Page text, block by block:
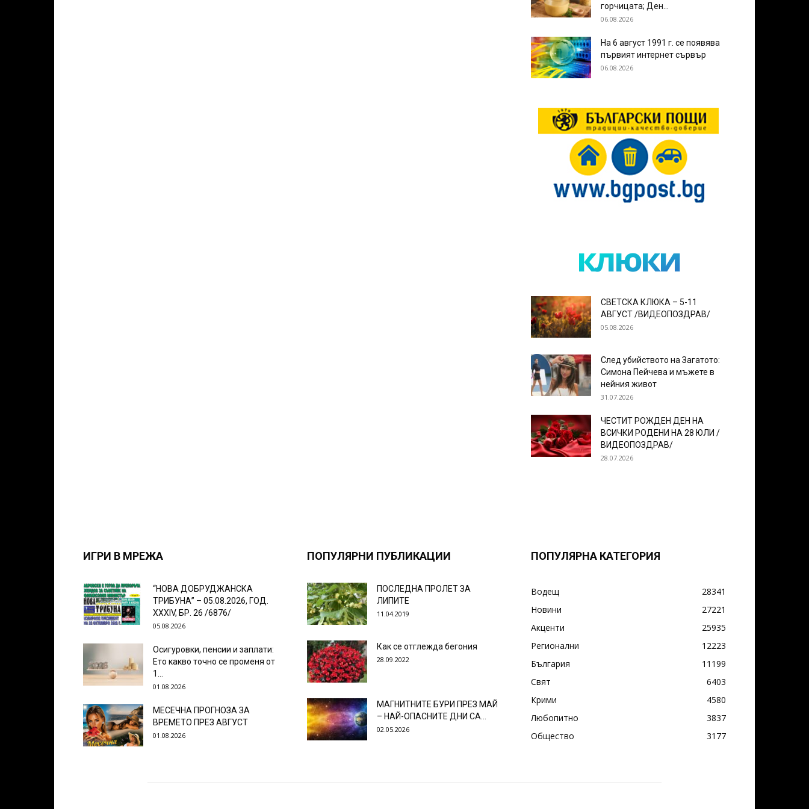
горчицата; Ден...
06.08.2026
На 6 август 1991 г. се появява
първият интернет сървър
06.08.2026
клюки
СВЕТСКА КЛЮКА – 5-11
АВГУСТ /ВИДЕОПОЗДРАВ/
05.08.2026
След убийството на Загатото:
Симона Пейчева и мъжете в
нейния живот
31.07.2026
ЧЕСТИТ РОЖДЕН ДЕН НА
ВСИЧКИ РОДЕНИ НА 28 ЮЛИ /
ВИДЕОПОЗДРАВ/
28.07.2026
ИГРИ В МРЕЖА
“НОВА ДОБРУДЖАНСКА
ТРИБУНА” – 05.08.2026, ГОД.
XXХIV, БР. 26 /6876/
05.08.2026
Осигуровки, пенсии и заплати:
Ето какво точно се променя от
1...
01.08.2026
МЕСЕЧНА ПРОГНОЗА ЗА
ВРЕМЕТО ПРЕЗ АВГУСТ
01.08.2026
ПОПУЛЯРНИ ПУБЛИКАЦИИ
ПОСЛЕДНА ПРОЛЕТ ЗА
ЛИПИТЕ
11.04.2019
Как се отглежда бегония
28.09.2022
МАГНИТНИТЕ БУРИ ПРЕЗ МАЙ
– НАЙ-ОПАСНИТЕ ДНИ СА…
02.05.2026
ПОПУЛЯРНА КАТЕГОРИЯ
Водещ
28341
Новини
27221
Акценти
25935
Регионални
12223
България
11199
Свят
6403
Крими
4580
Любопитно
3837
Общество
3177